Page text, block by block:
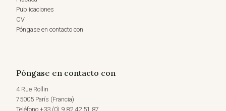
Publicaciones
CV
Póngase en contacto con
Póngase en contacto con
4 Rue Rollin
75005 París (Francia)
Teléfono +33 (0) 9 82 42 51 87